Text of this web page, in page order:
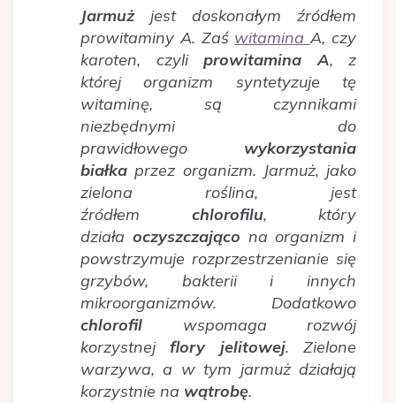
Jarmużjest doskonałym źródłem
prowitaminy A. Zaś witaminaA, czy
karoten, czyli prowitamina A, z
której organizm syntetyzuje tę
witaminę, są czynnikami
niezbędnymi do
prawidłowego wykorzystania
białka przez organizm. Jarmuż, jako
zielona roślina, jest
źródłem chlorofilu, który
działa oczyszczająco na organizm i
powstrzymuje rozprzestrzenianie się
grzybów, bakterii i innych
mikroorganizmów. Dodatkowo
chlorofil wspomaga rozwój
korzystnejflory jelitowej. Zielone
warzywa, a w tym jarmuż działają
korzystnie na wątrobę.